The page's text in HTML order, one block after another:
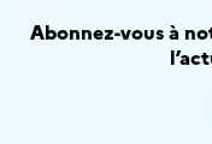
Abonnez-vous à